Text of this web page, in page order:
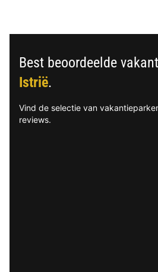
Best beoordeelde
Istrië.
Vind de selectie van
reviews.